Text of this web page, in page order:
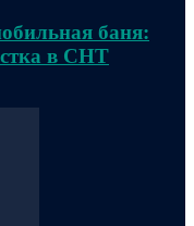
баня:
в СНТ